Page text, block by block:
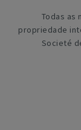
Todas as
propriedade
Societé